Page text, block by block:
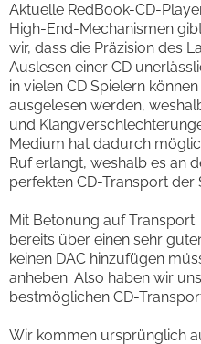
Aktuelle RedBook-CD-
High-End-Mechanismen
wir, dass die Präzision des
Auslesen einer CD
in vielen CD Spielern
ausgelesen werden,
und
Medium hat dadurch
Ruf erlangt, weshalb es an
perfekten CD-Transport der
Mit Betonung auf
bereits über einen sehr
keinen DAC hinzufügen
anheben. Also haben wir
bestmöglichen CD-
Wir kommen ursprünglich